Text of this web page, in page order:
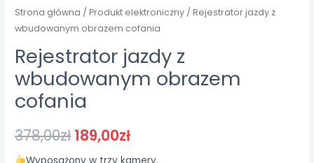
Strona główna /Produkt elektroniczny / Rejestrator jazdy z
wbudowanym obrazem cofania
Rejestrator jazdy z
wbudowanym obrazem
cofania
378,00zł 189,00zł
Wyposażony w trzy kamery.